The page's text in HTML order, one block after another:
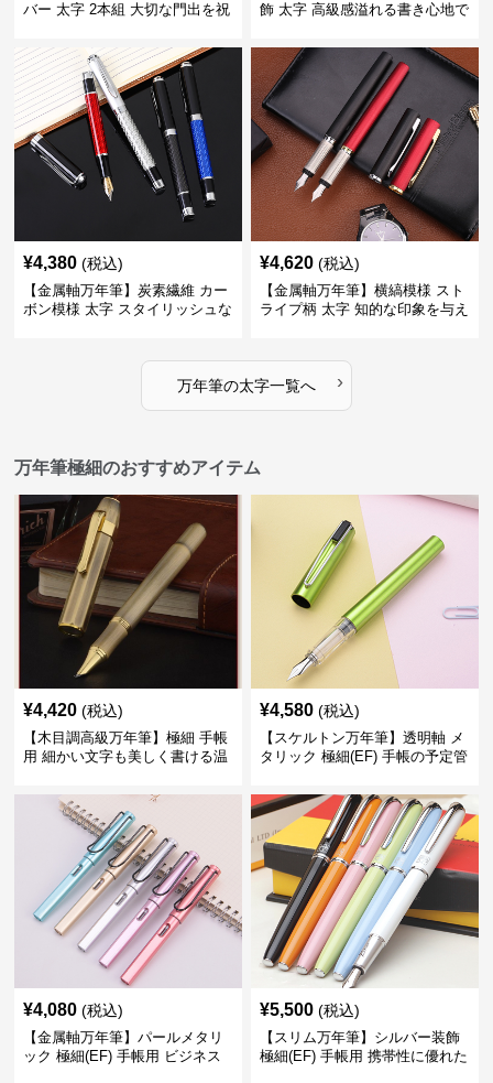
バー 太字 2本組 大切な門出を祝
ト
飾 太字 高級感溢れる書き心地で
¥4,380 (税込)
【金属軸万年筆】炭素繊維 カー
ボン模様 太字 スタイリッシュな
¥4,620 (税込)
【金属軸万年筆】横縞模様 スト
ライプ柄 太字 知的な印象を与え
万年筆の太字一覧へ ›
万年筆極細のおすすめアイテム
¥4,420 (税込)
【木目調高級万年筆】極細 手帳
用 細かい文字も美しく書ける温
¥4,580 (税込)
【スケルトン万年筆】透明軸 メ
タリック 極細(EF) 手帳の予定管
デザイン
¥4,080 (税込)
【金属軸万年筆】パールメタリ
ック 極細(EF) 手帳用 ビジネス
¥5,500 (税込)
【スリム万年筆】シルバー装飾
極細(EF) 手帳用 携帯性に優れた